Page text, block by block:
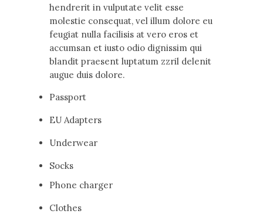
hendrerit in vulputate velit esse
molestie consequat, vel illum dolore eu
feugiat nulla facilisis at vero eros et
accumsan et iusto odio dignissim qui
blandit praesent luptatum zzril delenit
augue duis dolore.
Passport
EU Adapters
Underwear
Socks
Phone charger
Clothes